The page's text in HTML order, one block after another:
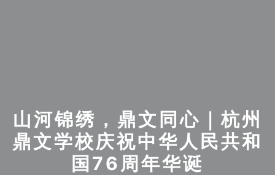
山河锦绣，鼎文同心｜杭州
鼎文学校庆祝中华人民共和
国76周年华诞